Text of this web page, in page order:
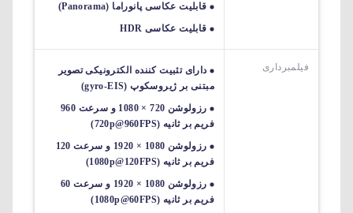
قابلیت عکاسی پانوراما (Panorama)
قابلیت عکاسی HDR
فیلمبرداری
دارای تثبیت کننده الکترونیکی تصویر
مبتنی بر ژیروسکوپ (gyro-EIS)
رزولوشن 720 × 1080 و سرعت 960
فریم بر ثانیه (720p@960FPS)
رزولوشن 1080 × 1920 و سرعت 120
فریم بر ثانیه (1080p@120FPS)
رزولوشن 1080 × 1920 و سرعت 60
فریم بر ثانیه (1080p@60FPS)